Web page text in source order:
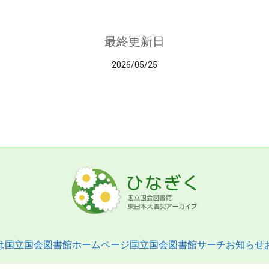
最終更新日
2026/05/25
国立国会図書館ホームページ国立国会図書館サーチお知らせ